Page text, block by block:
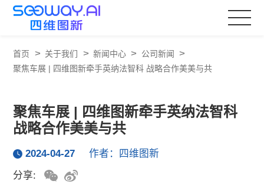
首页 > 关于我们 > 新闻中心 > 公司新闻 >
聚焦车展 | 四维图新牵手英纳法智科 战略合作美美与共
聚焦车展 | 四维图新牵手英纳法智科
战略合作美美与共
2024-04-27
作者：四维图新
分享: